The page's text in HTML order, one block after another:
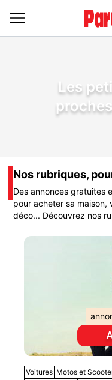
Les
Nos rubriques,
Des annonces gratuites
pour acheter sa maison,
déco... Découvrez nos
Voitures Motos et